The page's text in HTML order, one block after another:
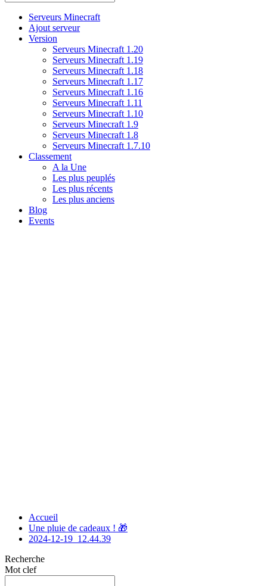
Serveurs Minecraft
Ajout serveur
Version
Serveurs Minecraft 1.20
Serveurs Minecraft 1.19
Serveurs Minecraft 1.18
Serveurs Minecraft 1.17
Serveurs Minecraft 1.16
Serveurs Minecraft 1.11
Serveurs Minecraft 1.10
Serveurs Minecraft 1.9
Serveurs Minecraft 1.8
Serveurs Minecraft 1.7.10
Classement
A la Une
Les plus peuplés
Les plus récents
Les plus anciens
Blog
Events
Accueil
Une pluie de cadeaux ! 🎁
2024-12-19_12.44.39
Recherche
Mot clef